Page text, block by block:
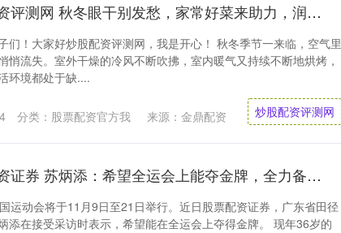
炒股配资评测网 秋冬眼干别发愁，家常好菜来助力，润眼补营养超省心
们！大家好炒股配资评测网，我是开心！ 秋冬季节一来临，空气里
悄流失。室外干燥的冷风不断吹拂，室内暖气又持续不断地烘烤，
环境都处于缺....
炒股配资评测网
来源：金鼎配资
分类： 股票配资官方我
股票配资证券 苏炳添：希望全运会上能夺金牌，全力备战接力项目
运动会将于11月9日至21日举行。近日股票配资证券，广东省田径
添在接受采访时表示，希望能在全运会上夺得金牌。 现年36岁的